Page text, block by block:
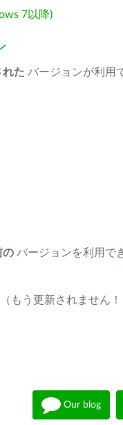
7以降)
れた バージョンが利用
の バージョンを利用で
もう更新されません！
Our blog